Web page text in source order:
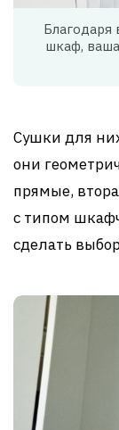
шкаф,
Сушки для
они
прямые,
с типом
сделать